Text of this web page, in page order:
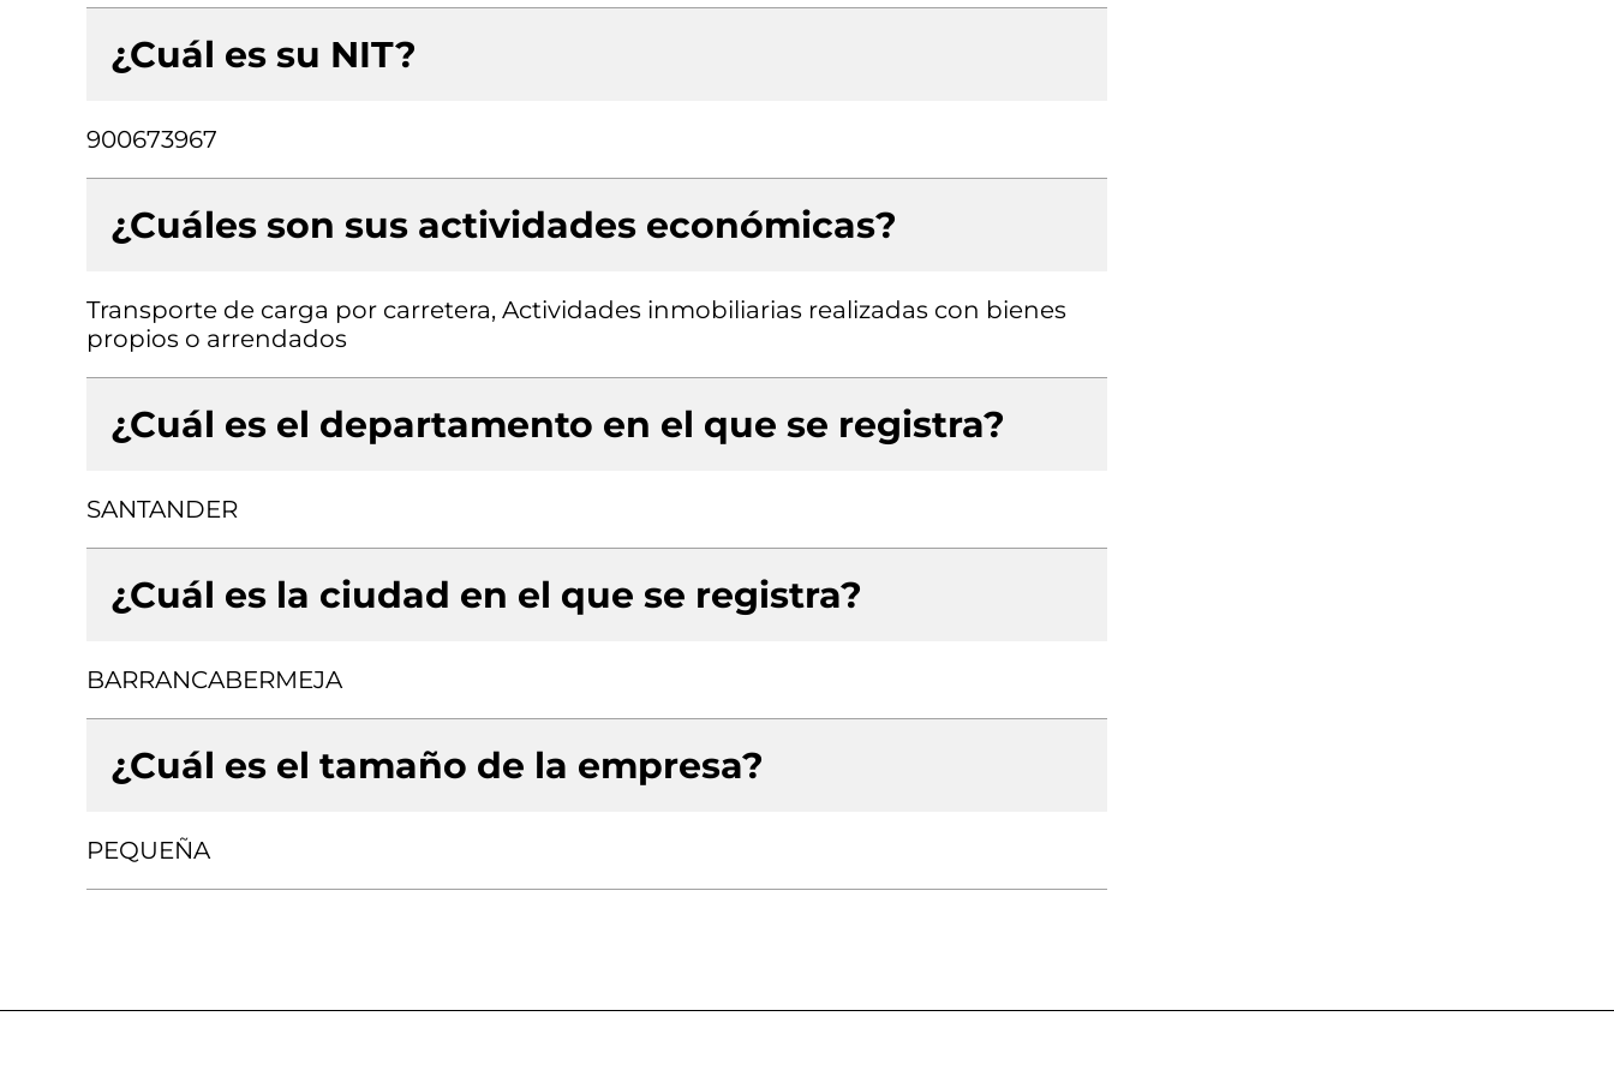
¿Cuál es su NIT?
900673967
¿Cuáles son sus actividades económicas?
Transporte de carga por carretera, Actividades inmobiliarias realizadas con bienes
propios o arrendados
¿Cuál es el departamento en el que se registra?
SANTANDER
¿Cuál es la ciudad en el que se registra?
BARRANCABERMEJA
¿Cuál es el tamaño de la empresa?
PEQUEÑA